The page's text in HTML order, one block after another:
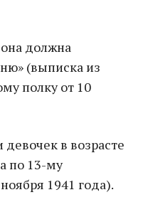
должна
(выписка из
полку от 10
в возрасте
по 13-му
1941 года).